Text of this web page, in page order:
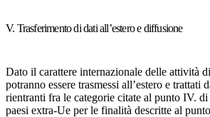
V. Trasferimento di dati all’estero e diffusione
Dato il carattere internazionale delle attività
potranno essere trasmessi all’estero e trattati
rientranti fra le categorie citate al punto IV.
paesi extra-Ue per le finalità descritte al